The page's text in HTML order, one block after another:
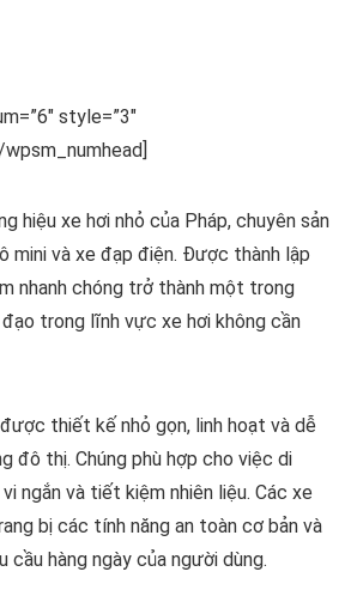
style=”3″
hiệu xe hơi nhỏ của Pháp, chuyên sản
mini và xe đạp điện. Được thành lập
nhanh chóng trở thành một trong
trong lĩnh vực xe hơi không cần
được thiết kế nhỏ gọn, linh hoạt và dễ
đô thị. Chúng phù hợp cho việc di
ngắn và tiết kiệm nhiên liệu. Các xe
bị các tính năng an toàn cơ bản và
cầu hàng ngày của người dùng.